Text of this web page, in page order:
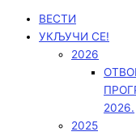
ВЕСТИ
УКЉУЧИ СЕ!
2026
2026.
2025